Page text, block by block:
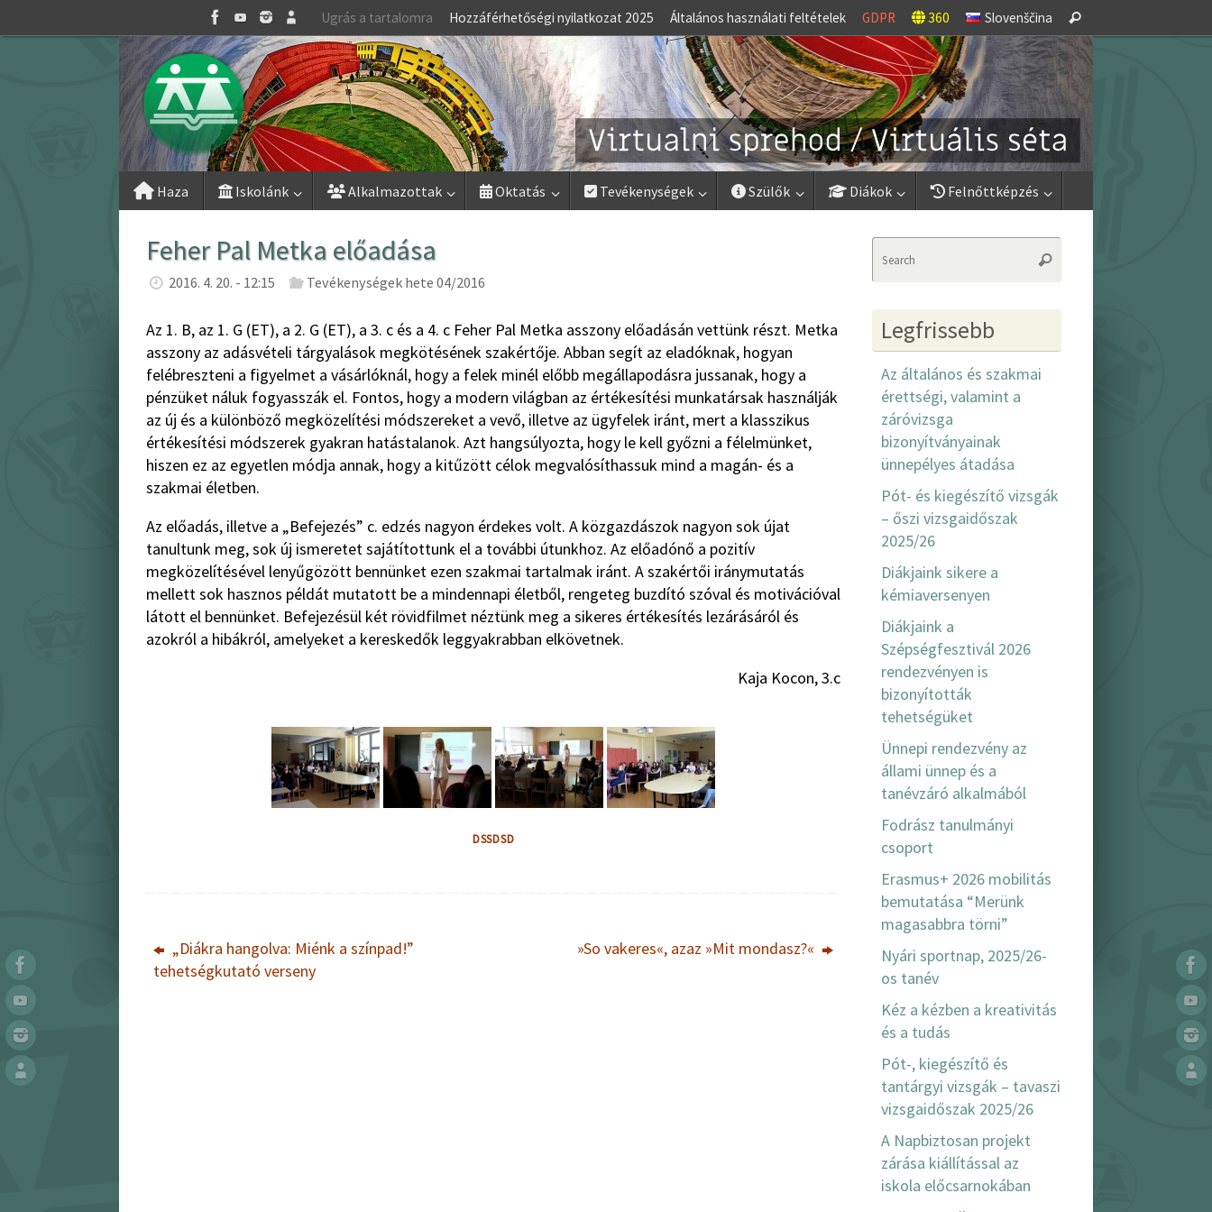
to
Ugrás a tartalomra Hozzáférhetőségi nyilatkozat 2025 Általános használati feltételek GDPR 360 Slovenščina
for:
Search
Skip
Haza Iskolánk Alkalmazottak Oktatás Tevékenységek Szülők Diákok Felnőttképzés
Feher Pal Metka előadása
2016. 4. 20. - 12:15 Tevékenységek hete 04/2016
Az 1. B, az 1. G (ET), a 2. G (ET), a 3. c és a 4. c Feher Pal Metka asszony előadásán vettünk részt. Metka
asszony az adásvételi tárgyalások megkötésének szakértője. Abban segít az eladóknak, hogyan
felébreszteni a figyelmet a vásárlóknál, hogy a felek minél előbb megállapodásra jussanak, hogy a
pénzüket náluk fogyasszák el. Fontos, hogy a modern világban az értékesítési munkatársak használják
az új és a különböző megközelítési módszereket a vevő, illetve az ügyfelek iránt, mert a klasszikus
értékesítési módszerek gyakran hatástalanok. Azt hangsúlyozta, hogy le kell győzni a félelmünket,
hiszen ez az egyetlen módja annak, hogy a kitűzött célok megvalósíthassuk mind a magán- és a
szakmai életben.
Az előadás, illetve a „Befejezés” c. edzés nagyon érdekes volt. A közgazdászok nagyon sok újat
tanultunk meg, sok új ismeretet sajátítottunk el a további útunkhoz. Az előadónő a pozitív
megközelítésével lenyűgözött bennünket ezen szakmai tartalmak iránt. A szakértői iránymutatás
mellett sok hasznos példát mutatott be a mindennapi életből, rengeteg buzdító szóval és motivációval
látott el bennünket. Befejezésül két rövidfilmet néztünk meg a sikeres értékesítés lezárásáról és
azokról a hibákról, amelyeket a kereskedők leggyakrabban elkövetnek.
Kaja Kocon, 3.c
DSSDSD
„Diákra hangolva: Miénk a színpad!”
tehetségkutató verseny
»So vakeres«, azaz »Mit mondasz?«
Search
Legfrissebb
Az általános és szakmai
érettségi, valamint a
záróvizsga
bizonyítványainak
ünnepélyes átadása
Pót- és kiegészítő vizsgák
– őszi vizsgaidőszak
2025/26
Diákjaink sikere a
kémiaversenyen
Diákjaink a
Szépségfesztivál 2026
rendezvényen is
bizonyították
tehetségüket
Ünnepi rendezvény az
állami ünnep és a
tanévzáró alkalmából
Fodrász tanulmányi
csoport
Erasmus+ 2026 mobilitás
bemutatása “Merünk
magasabbra törni”
Nyári sportnap, 2025/26-
os tanév
Kéz a kézben a kreativitás
és a tudás
Pót-, kiegészítő és
tantárgyi vizsgák – tavaszi
vizsgaidőszak 2025/26
A Napbiztosan projekt
zárása kiállítással az
iskola előcsarnokában